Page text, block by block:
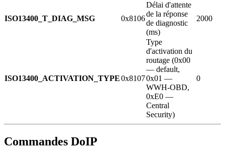
ISO13400_T_DIAG_MSG 0x8106
Délai d'attente
de la réponse
de diagnostic
(ms)
2000
ISO13400_ACTIVATION_TYPE0x8107
Type
d'activation du
routage (0x00
— default,
0x01 —
WWH-OBD,
0xE0 —
Central
Security)
0
Commandes DoIP